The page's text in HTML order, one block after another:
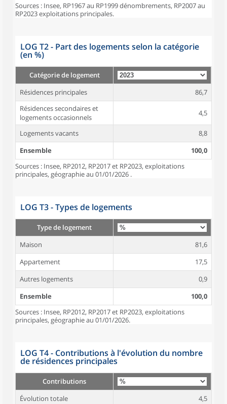
Sources : Insee, RP1967 au RP1999 dénombrements, RP2007 au
RP2023 exploitations principales.
LOG T2 - Part des logements selon la catégorie
(en %)
Catégorie de logement
Résidences principales
86,7
Résidences secondaires et
logements occasionnels
4,5
Logements vacants
8,8
Ensemble
100,0
Sources : Insee, RP2012, RP2017 et RP2023, exploitations
principales, géographie au 01/01/2026 .
LOG T3 - Types de logements
Type de logement
Maison
81,6
Appartement
17,5
Autres logements
0,9
Ensemble
100,0
Sources : Insee, RP2012, RP2017 et RP2023, exploitations
principales, géographie au 01/01/2026.
LOG T4 - Contributions à l'évolution du nombre
de résidences principales
Contributions
Évolution totale
4,5